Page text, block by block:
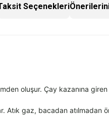
₺
Seçenekleri
oluşur. Çay kazanına
gaz, bacadan atılmadan